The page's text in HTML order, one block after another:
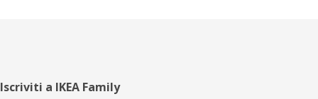
Piè
Iscriviti a IKEA Family